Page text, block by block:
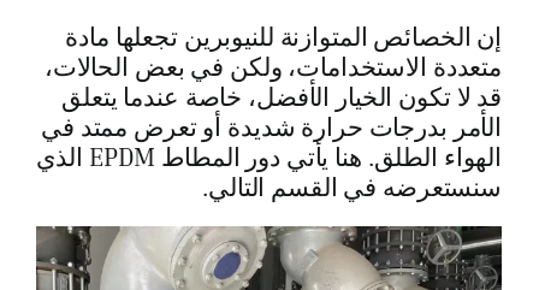
إن الخصائص المتوازنة للنيوبرين تجعلها مادة
متعددة الاستخدامات، ولكن في بعض الحالات،
قد لا تكون الخيار الأفضل، خاصة عندما يتعلق
الأمر بدرجات حرارة شديدة أو تعرض ممتد في
الهواء الطلق. هنا يأتي دور المطاط EPDM الذي
سنستعرضه في القسم التالي.